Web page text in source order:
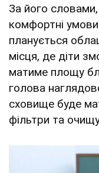
За його
комфортні
планується
місця, де діти
матиме площу
голова
сховище буде
фільтри та